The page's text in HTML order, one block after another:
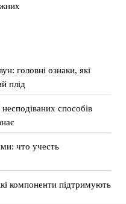
головні ознаки, які
плід
способів
что учесть
компоненти підтримують